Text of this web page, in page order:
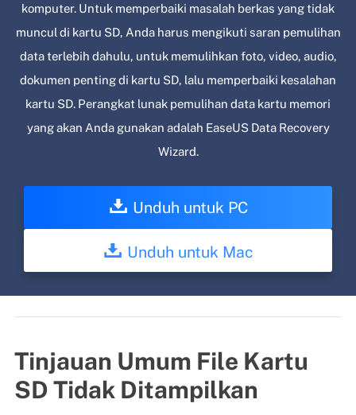
komputer. Untuk memperbaiki masalah berkas yang tidak
muncul di kartu SD, Anda harus mengikuti saran pemulihan
data terlebih dahulu, untuk memulihkan foto, video, audio,
dokumen penting di kartu SD, lalu memperbaiki kesalahan
kartu SD. Perangkat lunak pemulihan data kartu memori
yang akan Anda gunakan adalah EaseUS Data Recovery
Wizard.
Unduh untuk PC
Unduh untuk Mac
Tinjauan Umum File Kartu
SD Tidak Ditampilkan